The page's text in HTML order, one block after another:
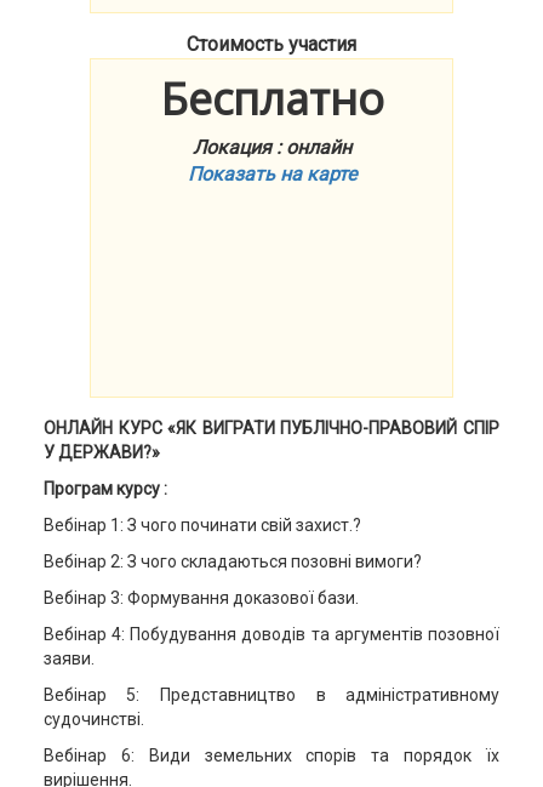
Стоимость участия
Бесплатно
Локация : онлайн
Показать на карте
ОНЛАЙН КУРС «ЯК ВИГРАТИ ПУБЛІЧНО-ПРАВОВИЙ СПІР
У ДЕРЖАВИ?»
Програм курсу :
Вебінар 1: З чого починати свій захист.?
Вебінар 2: З чого складаються позовні вимоги?
Вебінар 3: Формування доказової бази.
Вебінар 4: Побудування доводів та аргументів позовної
заяви.
Вебінар 5: Представництво в адміністративному
судочинстві.
Вебінар 6: Види земельних спорів та порядок їх
вирішення.